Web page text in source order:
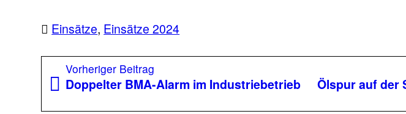
Einsätze, Einsätze 2024
Beitragsnavigation
Vorheriger Beitrag
Beitrag:
Doppelter BMA-Alarm im Industriebetrieb
Ölspur auf der